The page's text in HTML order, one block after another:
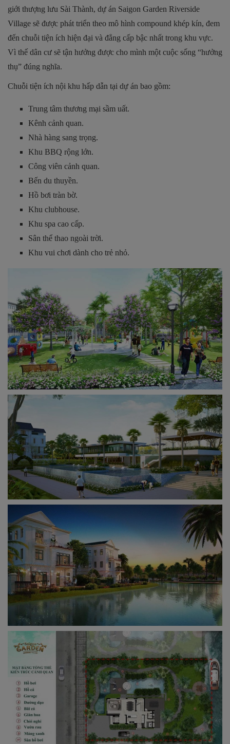
giới thượng lưu Sài Thành, dự án Saigon Garden Riverside
Village sẽ được phát triển theo mô hình compound khép kín, đem
đến chuỗi tiện ích hiện đại và đẳng cấp bậc nhất trong khu vực.
Vì thế dân cư sẽ tận hưởng được cho mình một cuộc sống “hưởng
thụ” đúng nghĩa.
Chuỗi tiện ích nội khu hấp dẫn tại dự án bao gồm:
Trung tâm thương mại sầm uất.
Kênh cảnh quan.
Nhà hàng sang trọng.
Khu BBQ rộng lớn.
Công viên cảnh quan.
Bến du thuyền.
Hồ bơi tràn bờ.
Khu clubhouse.
Khu spa cao cấp.
Sân thể thao ngoài trời.
Khu vui chơi dành cho trẻ nhỏ.